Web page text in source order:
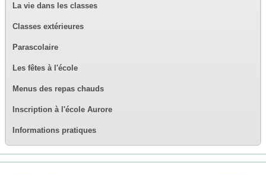
La vie dans les classes
Classes extérieures
Parascolaire
Les fêtes à l'école
Menus des repas chauds
Inscription à l'école Aurore
Informations pratiques